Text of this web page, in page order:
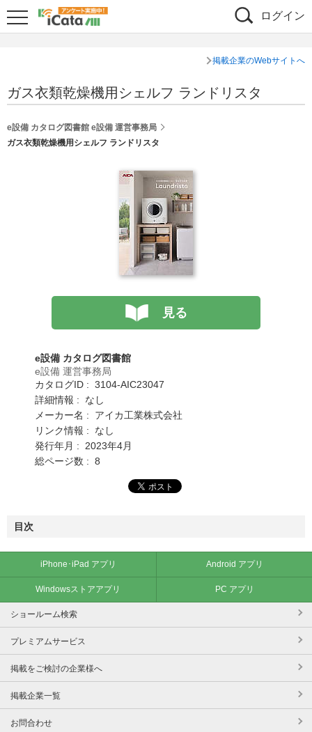
ログイン
掲載企業のWebサイトへ
ガス衣類乾燥機用シェルフ ランドリスタ
e設備 カタログ図書館 e設備 運営事務局
ガス衣類乾燥機用シェルフ ランドリスタ
見る
e設備 カタログ図書館
e設備 運営事務局
カタログID : 3104-AIC23047
詳細情報 : なし
メーカー名 : アイカ工業株式会社
リンク情報 : なし
発行年月 : 2023年4月
総ページ数 : 8
目次
iPhone･iPad アプリ Android アプリ
Windowsストアアプリ PC アプリ
ショールーム検索
プレミアムサービス
掲載をご検討の企業様へ
掲載企業一覧
お問合わせ